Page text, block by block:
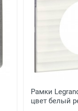
Рамки
цвет белый